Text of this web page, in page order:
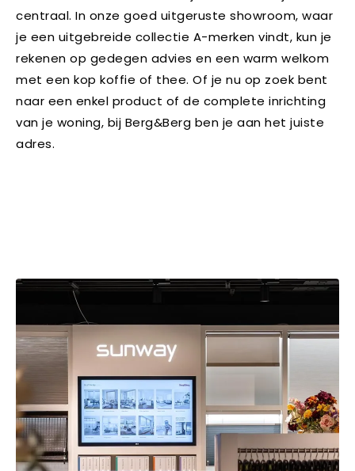
centraal. In onze goed uitgeruste showroom, waar
je een uitgebreide collectie A-merken vindt, kun je
rekenen op gedegen advies en een warm welkom
met een kop koffie of thee. Of je nu op zoek bent
naar een enkel product of de complete inrichting
van je woning, bij Berg&Berg ben je aan het juiste
adres.